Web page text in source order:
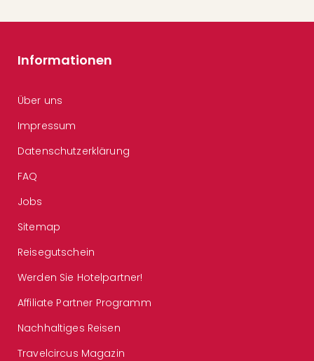
Informationen
Über uns
Impressum
Datenschutzerklärung
FAQ
Jobs
Sitemap
Reisegutschein
Werden Sie Hotelpartner!
Affiliate Partner Programm
Nachhaltiges Reisen
Travelcircus Magazin